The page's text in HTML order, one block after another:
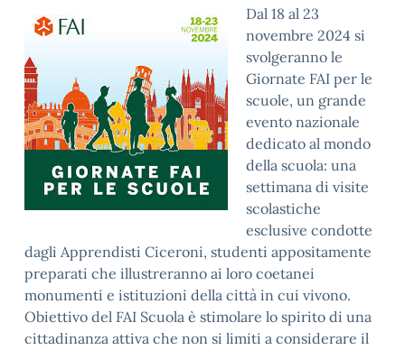
Dal 18 al 23
novembre 2024 si
svolgeranno le
Giornate FAI per le
scuole, un grande
evento nazionale
dedicato al mondo
della scuola: una
settimana di visite
scolastiche
esclusive condotte
dagli Apprendisti Ciceroni, studenti appositamente
preparati che illustreranno ai loro coetanei
monumenti e istituzioni della città in cui vivono.
Obiettivo del FAI Scuola è stimolare lo spirito di una
cittadinanza attiva che non si limiti a considerare il